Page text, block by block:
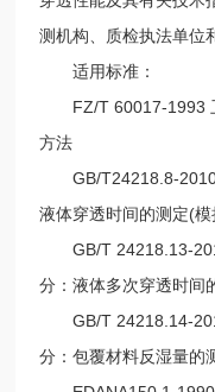
测机构、质检执法单位
适用标准：
FZ/T 60017-1993
方法
GB/T24218.8-2010
液体穿透时间的测定(模
GB/T 24218.13-
分：液体多次穿透时间
GB/T 24218.14-
分：包覆材料反湿量的